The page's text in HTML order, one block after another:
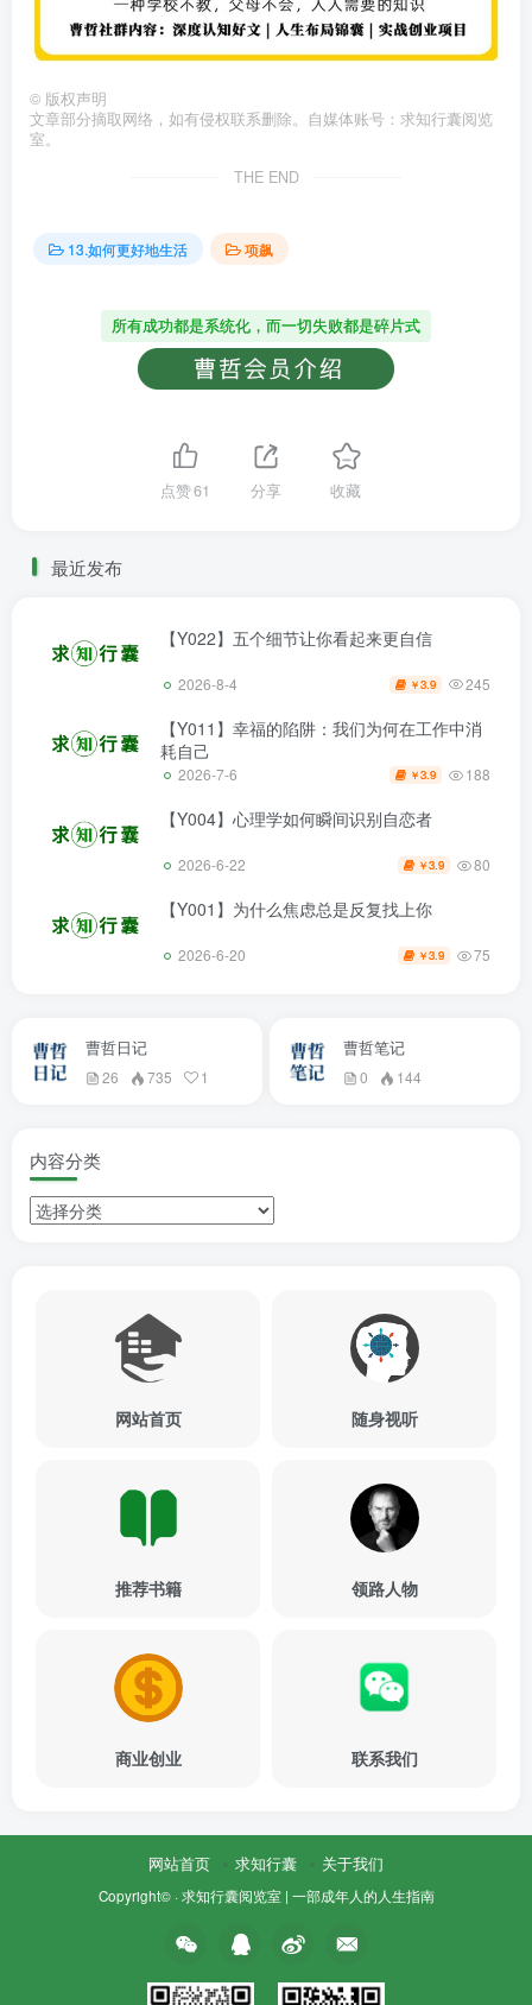
© 版权声明
文章部分摘取网络，如有侵权联系删除。自媒体账号：求知行囊阅览
室。
THE END
13.如何更好地生活 项飙
所有成功都是系统化，而一切失败都是碎片式
点赞61 分享 收藏
最近发布
【Y022】五个细节让你看起来更自信
2026-8-4 ￥3.9 245
【Y011】幸福的陷阱：我们为何在工作中消
耗自己
2026-7-6 ￥3.9 188
【Y004】心理学如何瞬间识别自恋者
2026-6-22 ￥3.9 80
【Y001】为什么焦虑总是反复找上你
2026-6-20 ￥3.9 75
曹哲日记
26 735 1
曹哲笔记
0 144
内容分类
网站首页 随身视听
推荐书籍 领路人物
商业创业 联系我们
网站首页 求知行囊 关于我们
Copyright© · 求知行囊阅览室 | 一部成年人的人生指南